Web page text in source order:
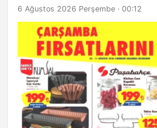
6 Ağustos 2026 Perşembe · 00:12